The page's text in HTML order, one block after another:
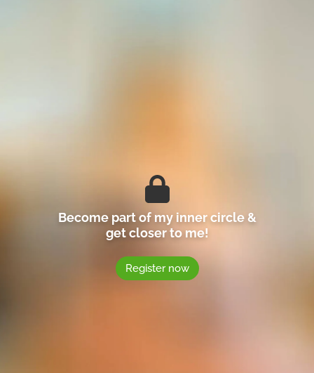
Become part of my inner circle &
get closer to me!
Register now